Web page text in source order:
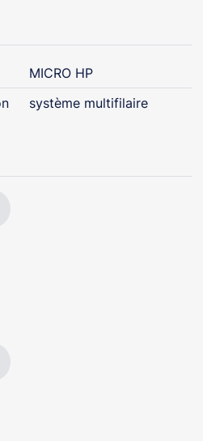
MICRO HP
système multifilaire